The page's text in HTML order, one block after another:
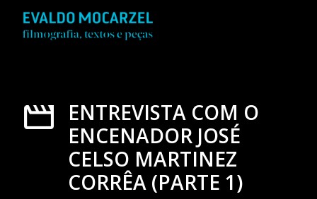
ENTREVISTA COM O
ENCENADOR JOSÉ
CELSO MARTINEZ
CORRÊA (PARTE 1)